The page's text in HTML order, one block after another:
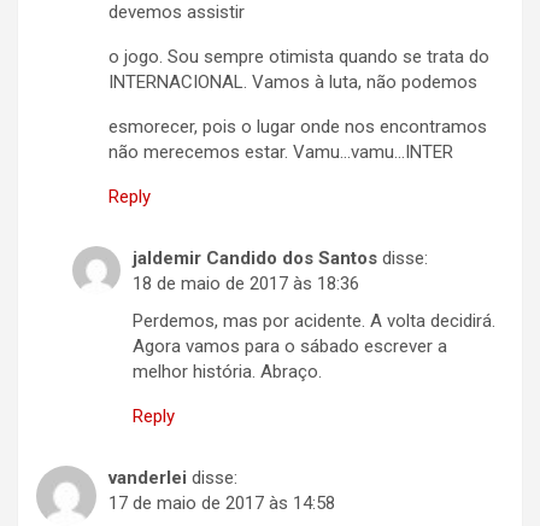
devemos assistir
o jogo. Sou sempre otimista quando se trata do
INTERNACIONAL. Vamos à luta, não podemos
esmorecer, pois o lugar onde nos encontramos
não merecemos estar. Vamu…vamu…INTER
Reply
jaldemir Candido dos Santos disse:
18 de maio de 2017 às 18:36
Perdemos, mas por acidente. A volta decidirá.
Agora vamos para o sábado escrever a
melhor história. Abraço.
Reply
vanderlei disse:
17 de maio de 2017 às 14:58